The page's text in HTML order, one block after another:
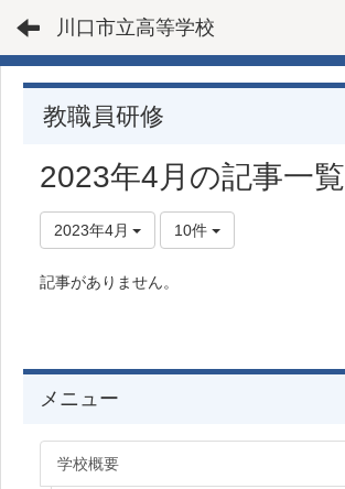
川口市立高等学校
教職員研修
2023年4月の記事一覧
2023年4月 10件
記事がありません。
メニュー
学校概要